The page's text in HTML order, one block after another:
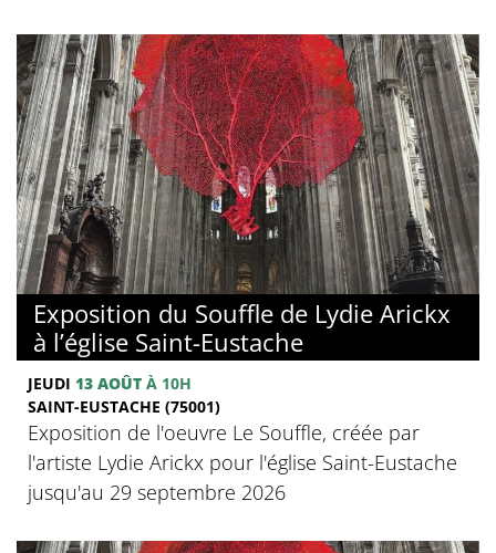
Exposition du Souffle de Lydie Arickx
à l’église Saint-Eustache
JEUDI 13 AOÛT À 10H
SAINT-EUSTACHE (75001)
Exposition de l'oeuvre Le Souffle, créée par
l'artiste Lydie Arickx pour l'église Saint-Eustache
jusqu'au 29 septembre 2026